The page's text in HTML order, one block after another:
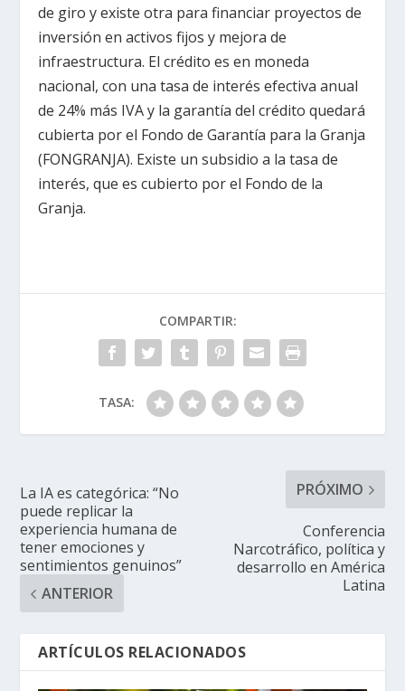
de giro y existe otra para financiar proyectos de
inversión en activos fijos y mejora de
infraestructura. El crédito es en moneda
nacional, con una tasa de interés efectiva anual
de 24% más IVA y la garantía del crédito quedará
cubierta por el Fondo de Garantía para la Granja
(FONGRANJA). Existe un subsidio a la tasa de
interés, que es cubierto por el Fondo de la
Granja.
COMPARTIR:
TASA:
La IA es categórica: “No
puede replicar la
experiencia humana de
tener emociones y
sentimientos genuinos”
ANTERIOR
PRÓXIMO
Conferencia
Narcotráfico, política y
desarrollo en América
Latina
ARTÍCULOS RELACIONADOS